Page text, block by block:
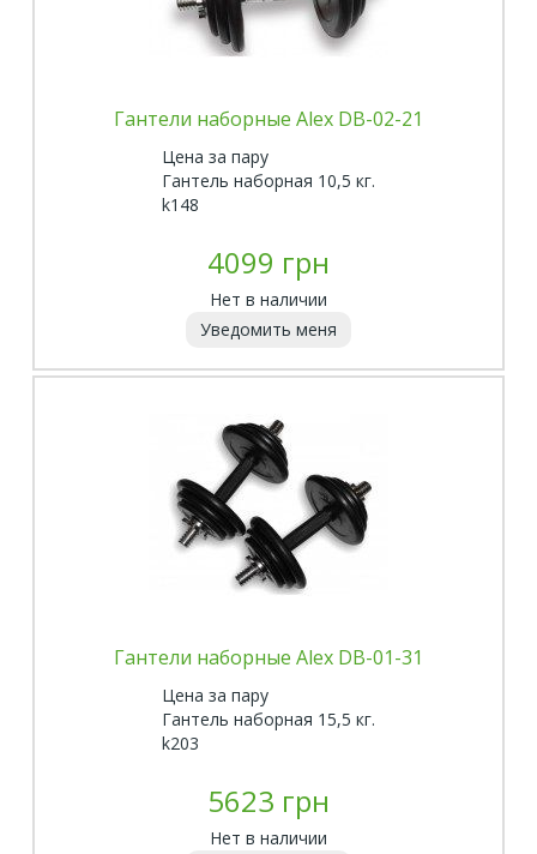
Гантели наборные Alex DB-02-21
Цена за пару
Гантель наборная 10,5 кг.
k148
4099 грн
Нет в наличии
Уведомить меня
Гантели наборные Alex DB-01-31
Цена за пару
Гантель наборная 15,5 кг.
k203
5623 грн
Нет в наличии